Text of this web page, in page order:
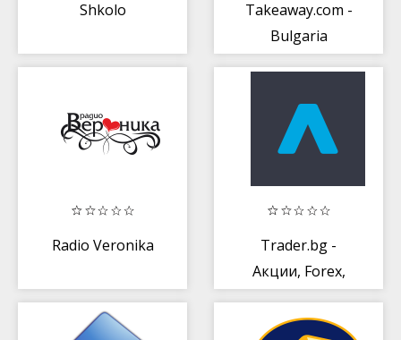
Shkolo
Takeaway.com -
Bulgaria
Radio Veronika
Trader.bg -
Акции, Forex,
Злато